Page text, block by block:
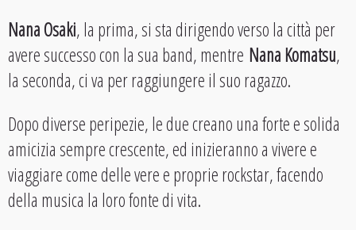
Nana Osaki, la prima, si sta dirigendo verso la città per
avere successo con la sua band, mentre Nana Komatsu,
la seconda, ci va per raggiungere il suo ragazzo.
Dopo diverse peripezie, le due creano una forte e solida
amicizia sempre crescente, ed inizieranno a vivere e
viaggiare come delle vere e proprie rockstar, facendo
della musica la loro fonte di vita.